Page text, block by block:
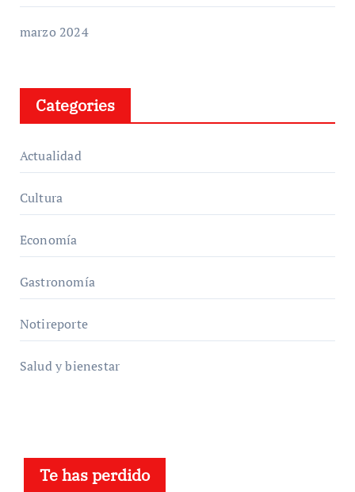
marzo 2024
Categories
Actualidad
Cultura
Economía
Gastronomía
Notireporte
Salud y bienestar
Te has perdido